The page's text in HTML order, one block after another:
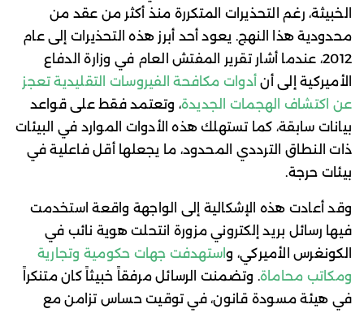
الخبيثة، رغم التحذيرات المتكررة منذ أكثر من عقد من
محدودية هذا النهج. يعود أحد أبرز هذه التحذيرات إلى عام
2012، عندما أشار تقرير المفتش العام في وزارة الدفاع
الأميركية إلى أن أدوات مكافحة الفيروسات التقليدية تعجز
عن اكتشاف الهجمات الجديدة، وتعتمد فقط على قواعد
بيانات سابقة، كما تستهلك هذه الأدوات الموارد في البيئات
ذات النطاق الترددي المحدود، ما يجعلها أقل فاعلية في
بيئات حرجة.
وقد أعادت هذه الإشكالية إلى الواجهة واقعة استخدمت
فيها رسائل بريد إلكتروني مزورة انتحلت هوية نائب في
الكونغرس الأميركي، واستهدفت جهات حكومية وتجارية
ومكاتب محاماة. وتضمنت الرسائل مرفقاً خبيثاً كان متنكراً
في هيئة مسودة قانون، في توقيت حساس تزامن مع